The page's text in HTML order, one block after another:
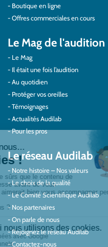
Boutique en ligne
Offres commerciales en cours
Le Mag de l'audition
Le Mag
Il était une fois l’audition
Au quotidien
Protéger vos oreilles
Témoignages
Actualités Audilab
Pour les pros
Le réseau Audilab
Notre histoire – Nos valeurs
Le choix de la qualité
Le Comité Scientifique Audilab
Nos partenaires
On parle de nous
Rejoignez le réseau Audilab
Contactez-nous